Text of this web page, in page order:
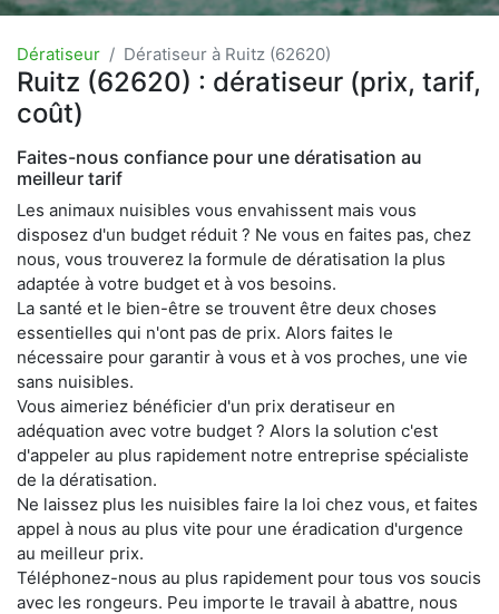
Dératiseur Dératiseur à Ruitz (62620)
Ruitz (62620) : dératiseur (prix, tarif,
coût)
Faites-nous confiance pour une dératisation au
meilleur tarif
Les animaux nuisibles vous envahissent mais vous
disposez d'un budget réduit ? Ne vous en faites pas, chez
nous, vous trouverez la formule de dératisation la plus
adaptée à votre budget et à vos besoins.
La santé et le bien-être se trouvent être deux choses
essentielles qui n'ont pas de prix. Alors faites le
nécessaire pour garantir à vous et à vos proches, une vie
sans nuisibles.
Vous aimeriez bénéficier d'un prix deratiseur en
adéquation avec votre budget ? Alors la solution c'est
d'appeler au plus rapidement notre entreprise spécialiste
de la dératisation.
Ne laissez plus les nuisibles faire la loi chez vous, et faites
appel à nous au plus vite pour une éradication d'urgence
au meilleur prix.
Téléphonez-nous au plus rapidement pour tous vos soucis
avec les rongeurs. Peu importe le travail à abattre, nous